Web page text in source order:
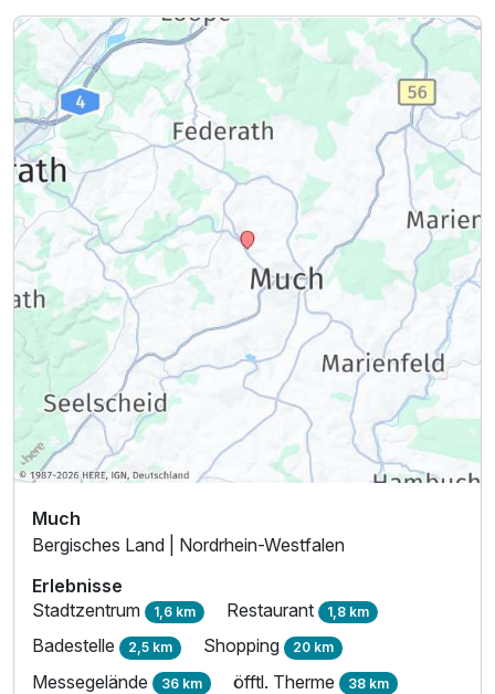
Much
Bergisches Land | Nordrhein-Westfalen
Erlebnisse
Stadtzentrum 1,6 km Restaurant 1,8 km
Badestelle 2,5 km Shopping 20 km
Messegelände 36 km öfftl. Therme 38 km